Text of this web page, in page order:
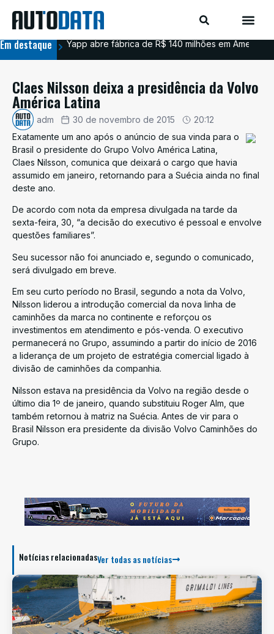
Em destaque Yapp abre fábrica de R$ 140 milhões em
Claes Nilsson deixa a presidência da Volvo
América Latina
adm 30 de novembro de 2015
20:12
Exatamente um ano após o anúncio de sua vinda para o
Brasil o presidente do Grupo Volvo América Latina,
Claes Nilsson, comunica que deixará o cargo que havia
assumido em janeiro, retornando para a Suécia ainda no final
deste ano.
De acordo com nota da empresa divulgada na tarde da
sexta-feira, 30, “a decisão do executivo é pessoal e envolve
questões familiares”.
Seu sucessor não foi anunciado e, segundo o comunicado,
será divulgado em breve.
Em seu curto período no Brasil, segundo a nota da Volvo,
Nilsson liderou a introdução comercial da nova linha de
caminhões da marca no continente e reforçou os
investimentos em atendimento e pós-venda. O executivo
permanecerá no Grupo, assumindo a partir do início de 2016
a liderança de um projeto de estratégia comercial ligado à
divisão de caminhões da companhia.
Nilsson estava na presidência da Volvo na região desde o
último dia 1º de janeiro, quando substituiu Roger Alm, que
também retornou à matriz na Suécia. Antes de vir para o
Brasil Nilsson era presidente da divisão Volvo Caminhões do
Grupo.
Notícias relacionadasVer todas as notícias